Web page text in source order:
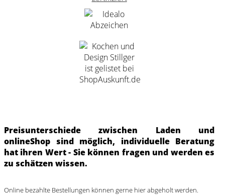
Preisunterschiede zwischen Laden und
onlineShop sind möglich, individuelle Beratung
hat ihren Wert - Sie können fragen und werden es
zu schätzen wissen.
Online bezahlte Bestellungen können gerne hier abgeholt werden.